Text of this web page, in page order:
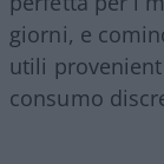
giorni, e
utili
consumo